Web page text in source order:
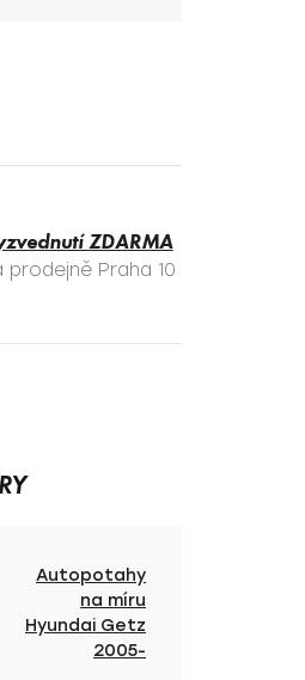
ZDARMA
prodejně Praha 10
Autopotahy
na míru
Hyundai Getz
2005-